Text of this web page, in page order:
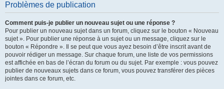
Problèmes de publication
Comment puis-je publier un nouveau sujet ou une réponse ?
Pour publier un nouveau sujet dans un forum, cliquez sur le bouton « Nouveau
sujet ». Pour publier une réponse à un sujet ou un message, cliquez sur le
bouton « Répondre ». Il se peut que vous ayez besoin d’être inscrit avant de
pouvoir rédiger un message. Sur chaque forum, une liste de vos permissions
est affichée en bas de l’écran du forum ou du sujet. Par exemple : vous pouvez
publier de nouveaux sujets dans ce forum, vous pouvez transférer des pièces
jointes dans ce forum, etc.